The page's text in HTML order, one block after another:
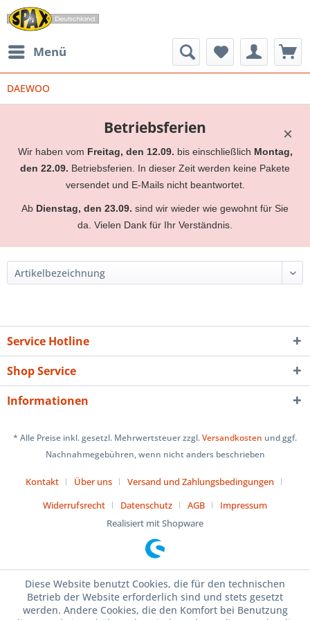
Menü
DAEWOO
×
Betriebsferien
Wir haben vom Freitag, den 12.09. bis einschließlich Montag,
den 22.09. Betriebsferien. In dieser Zeit werden keine Pakete
versendet und E-Mails nicht beantwortet.
Ab Dienstag, den 23.09. sind wir wieder wie gewohnt für Sie
da. Vielen Dank für Ihr Verständnis.
Service Hotline
Shop Service
Informationen
* Alle Preise inkl. gesetzl. Mehrwertsteuer zzgl.Versandkosten und ggf.
Nachnahmegebühren, wenn nicht anders beschrieben
Kontakt Über uns
Versand und Zahlungsbedingungen
Widerrufsrecht
Datenschutz AGB
Impressum
Realisiert mit Shopware
Diese Website benutzt Cookies, die für den technischen
Betrieb der Website erforderlich sind und stets gesetzt
werden. Andere Cookies, die den Komfort bei Benutzung